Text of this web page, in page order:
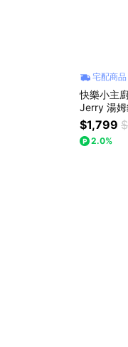
宅配商品
快樂小主
Jerry 湯姆
扮家家酒
成長禮物
$1,799
2.0%